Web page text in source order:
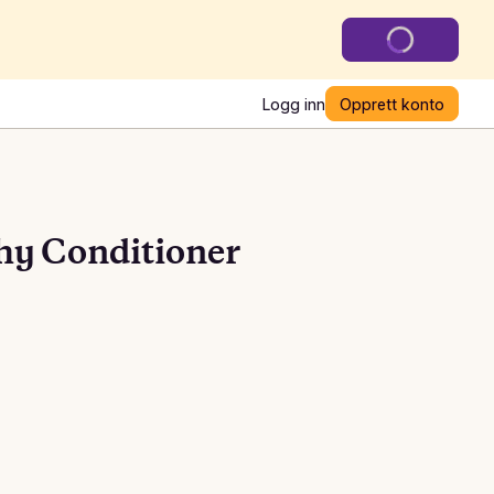
Logg inn Opprett konto
Conditioner